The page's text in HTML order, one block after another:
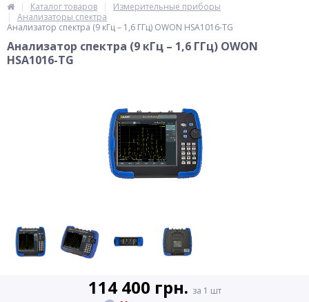
Каталог товаров
Измерительные приборы
Анализаторы спектра
Анализатор спектра (9 кГц – 1,6 ГГц) OWON HSA1016-TG
Анализатор спектра (9 кГц – 1,6 ГГц) OWON
HSA1016-TG
114 400 грн. за 1 шт